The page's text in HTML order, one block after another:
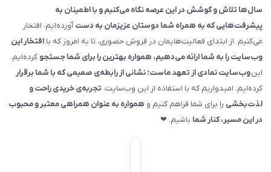
سال‌ها تلاش و کوشش در این عرصه نگاه می‌کنیم و با اطمینان به
پیشرفت‌هایی که به همراه شما دوستان عزیزمان به دستآورده‌ایم، افتخار
می‌کنیم. از ابتدای فعالیت‌هایمان در فروش حضوری، تا به امروز که با افتخار این
وب‌سایت را به شما ارائه می‌دهیم، همواره بهترین را برای شما جستجو کرده‌ایم.
اینوب‌سایت نمادی از تعهد ماست؛ نشانی از رابطه‌ی صمیمی که با شما برقرار
کرده‌ایم. امیدواریم که با استفاده از این وب‌سایت، تجربه‌ی خریدی راحت و
لذت‌بخشی را برای شما فراهم کنیم و همواره به عنوان همراهی معتبر و محبوب
در این مسیر، کنار شما باشیم. ❤